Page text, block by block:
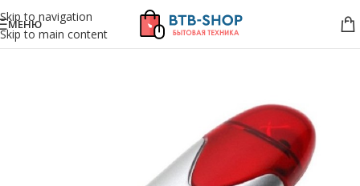
Skip to navigation
Skip to main content
МЕНЮ